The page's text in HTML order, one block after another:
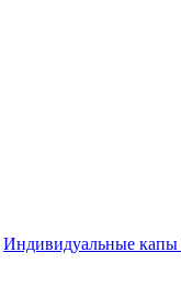
Индивидуальные капы